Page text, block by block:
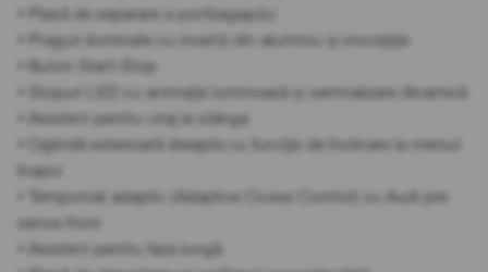
• Plasă de separare a portbagajului
• Praguri iluminate cu inserții din aluminiu și inscripție
• Buton Start-Stop
• Stopuri LED cu animație luminoasă și semnalizare dinamică
• Asistent pentru viraj la stânga
• Oglindă exterioară dreapta cu funcție de înclinare la mersul
înapoi
• Tempomat adaptiv (Adaptive Cruise Control) cu Audi pre
sense front
• Asistent pentru faza lungă